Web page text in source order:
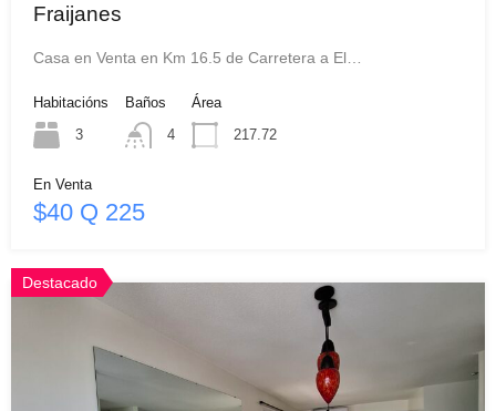
Fraijanes
Casa en Venta en Km 16.5 de Carretera a El…
Habitacións
3
Baños
4
Área
217.72
En Venta
$40 Q 225
Destacado